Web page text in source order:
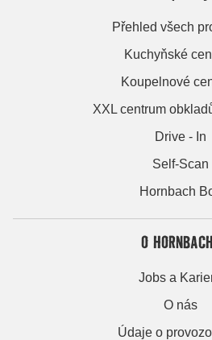
Přehled všech
Kuchyňské
Koupelnové
XXL centrum
Drive - In
Self-Scan
Hornbach
O
Jobs a
O nás
Údaje o